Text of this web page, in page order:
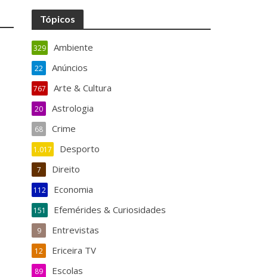
Tópicos
Ambiente
329
Anúncios
22
Arte & Cultura
767
Astrologia
20
Crime
68
Desporto
1.017
Direito
7
Economia
112
Efemérides & Curiosidades
151
Entrevistas
9
Ericeira TV
12
Escolas
89